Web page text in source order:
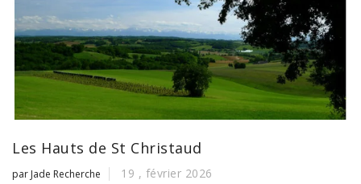
Les Hauts de St Christaud
par Jade Recherche 19 , février 2026